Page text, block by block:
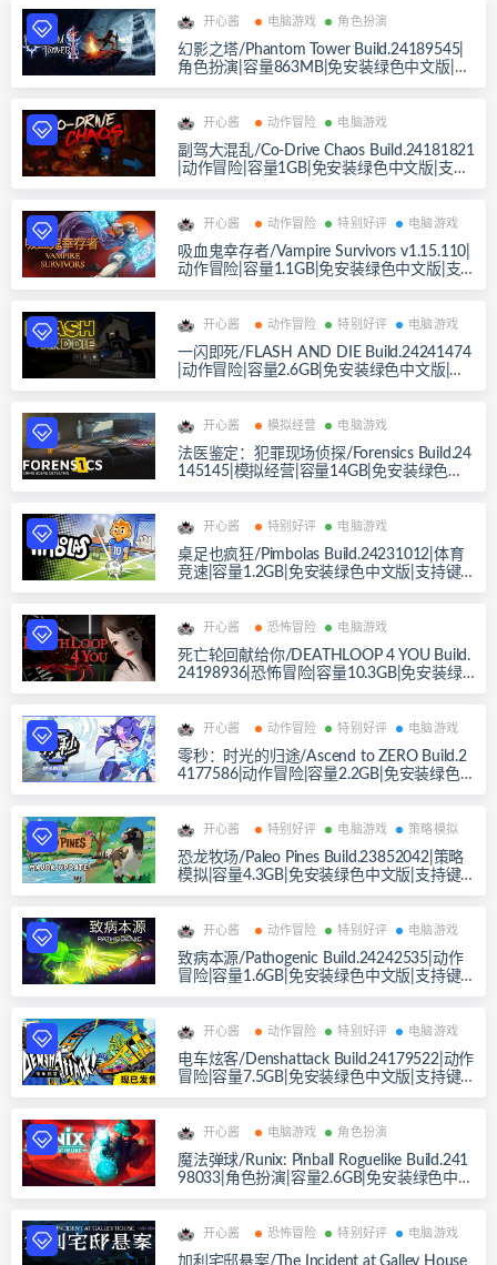
开心酱 电脑游戏 角色扮演
幻影之塔/Phantom Tower Build.24189545|
角色扮演|容量863MB|免安装绿色中文版|支
持键盘.鼠标
开心酱 动作冒险 电脑游戏
副驾大混乱/Co-Drive Chaos Build.24181821
|动作冒险|容量1GB|免安装绿色中文版|支持
键盘.鼠标.手柄
开心酱 动作冒险 特别好评 电脑游戏
吸血鬼幸存者/Vampire Survivors v1.15.110|
动作冒险|容量1.1GB|免安装绿色中文版|支
持键盘.鼠标.手柄
开心酱 动作冒险 特别好评 电脑游戏
一闪即死/FLASH AND DIE Build.24241474
|动作冒险|容量2.6GB|免安装绿色中文版|支
持键盘.鼠标.手柄
开心酱 模拟经营 电脑游戏
法医鉴定：犯罪现场侦探/Forensics Build.24
145145|模拟经营|容量14GB|免安装绿色中
文版|支持键盘.鼠标.手柄
开心酱 特别好评 电脑游戏
桌足也疯狂/Pimbolas Build.24231012|体育
竞速|容量1.2GB|免安装绿色中文版|支持键
盘.鼠标.手柄
开心酱 恐怖冒险 电脑游戏
死亡轮回献给你/DEATHLOOP 4 YOU Build.
24198936|恐怖冒险|容量10.3GB|免安装绿
色中文版|支持键盘.鼠标.手柄
开心酱 动作冒险 特别好评 电脑游戏
零秒：时光的归途/Ascend to ZERO Build.2
4177586|动作冒险|容量2.2GB|免安装绿色
中文版|支持键盘.鼠标.手柄
开心酱 特别好评 电脑游戏 策略模拟
恐龙牧场/Paleo Pines Build.23852042|策略
模拟|容量4.3GB|免安装绿色中文版|支持键
盘.鼠标.手柄
开心酱 动作冒险 特别好评 电脑游戏
致病本源/Pathogenic Build.24242535|动作
冒险|容量1.6GB|免安装绿色中文版|支持键
盘.鼠标.手柄
开心酱 动作冒险 特别好评 电脑游戏
电车炫客/Denshattack Build.24179522|动作
冒险|容量7.5GB|免安装绿色中文版|支持键
盘.鼠标.手柄
开心酱 电脑游戏 角色扮演
魔法弹球/Runix: Pinball Roguelike Build.241
98033|角色扮演|容量2.6GB|免安装绿色中文
版|支持键盘.鼠标.手柄
开心酱 恐怖冒险 特别好评 电脑游戏
加利宅邸悬案/The Incident at Galley House